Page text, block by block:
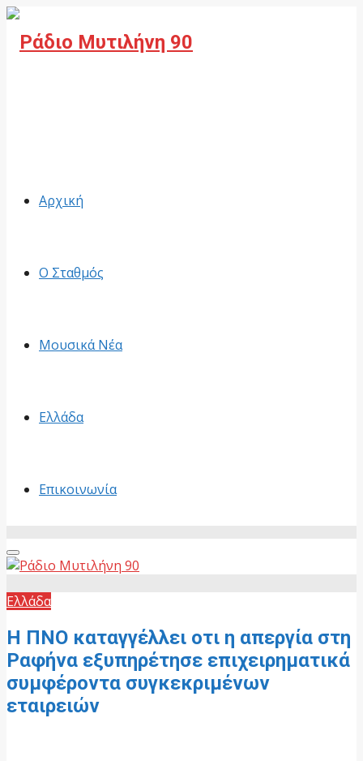
Αρχική
Ο Σταθμός
Μουσικά Νέα
Ελλάδα
Επικοινωνία
Primary
Menu
Ελλάδα
Η ΠΝΟ καταγγέλλει οτι η απεργία στη
Ραφήνα εξυπηρέτησε επιχειρηματικά
συμφέροντα συγκεκριμένων
εταιρειών